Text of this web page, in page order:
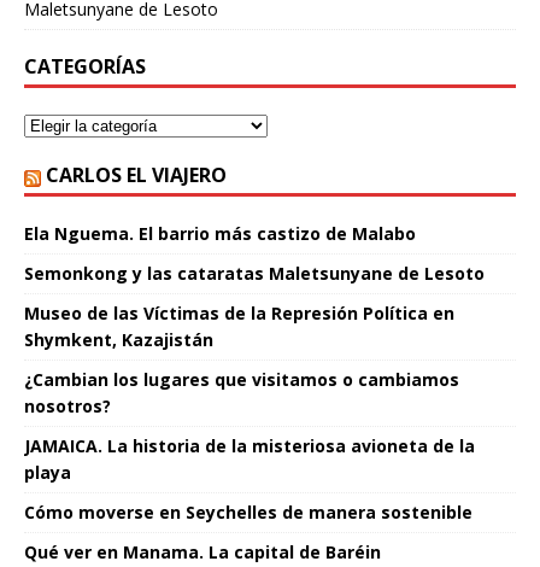
Maletsunyane de Lesoto
CATEGORÍAS
CARLOS EL VIAJERO
Ela Nguema. El barrio más castizo de Malabo
Semonkong y las cataratas Maletsunyane de Lesoto
Museo de las Víctimas de la Represión Política en
Shymkent, Kazajistán
¿Cambian los lugares que visitamos o cambiamos
nosotros?
JAMAICA. La historia de la misteriosa avioneta de la
playa
Cómo moverse en Seychelles de manera sostenible
Qué ver en Manama. La capital de Baréin